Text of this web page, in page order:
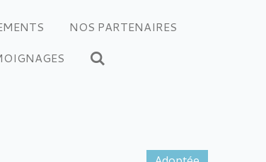
NOS PARTENAIRES